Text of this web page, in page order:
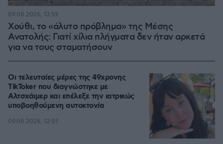
Χούθι, το «άλυτο πρόβλημα» της Μέσης
Ανατολής: Γιατί χίλια πλήγματα δεν ήταν αρκετά
για να τους σταματήσουν
09.08.2026, 13:59
Οι τελευταίες μέρες της 49χρονης
TikToker που διαγνώστηκε με
Αλτσχάιμερ και επέλεξε την ιατρικώς
υποβοηθούμενη αυτοκτονία
09.08.2026, 12:07